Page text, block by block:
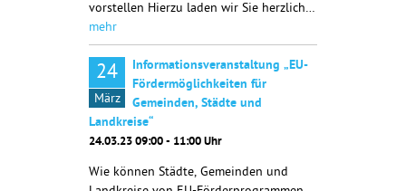
vorstellen Hierzu laden wir Sie herzlich…
mehr
24
März
Informationsveranstaltung „EU-
Fördermöglichkeiten für
Gemeinden, Städte und
Landkreise“
24.03.23 09:00 - 11:00 Uhr
Wie können Städte, Gemeinden und